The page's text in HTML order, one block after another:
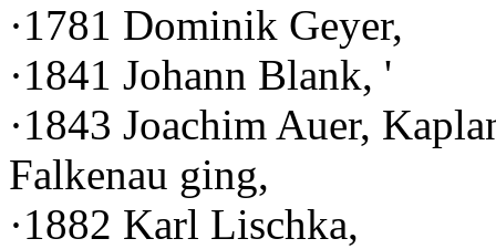
·1781 Dominik Geyer,
·1841 Johann Blank, '
·1843 Joachim Auer,
Falkenau ging,
·1882 Karl Lischka,